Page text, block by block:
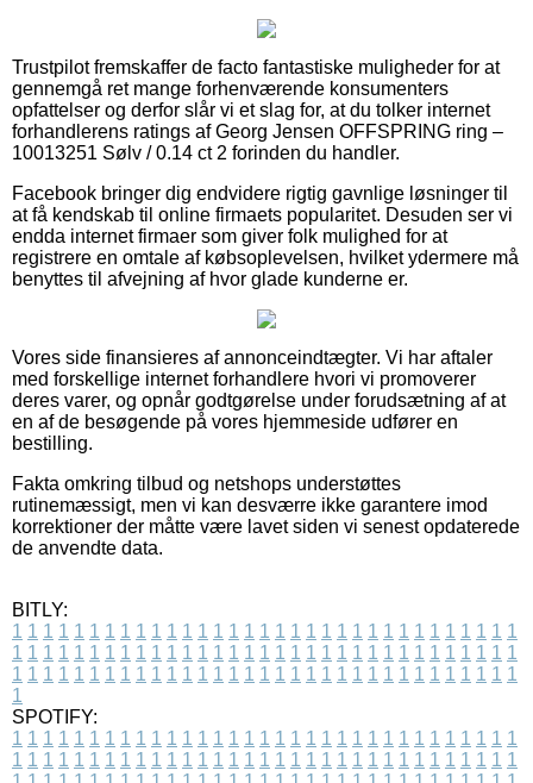
Trustpilot fremskaffer de facto fantastiske muligheder for at
gennemgå ret mange forhenværende konsumenters
opfattelser og derfor slår vi et slag for, at du tolker internet
forhandlerens ratings af Georg Jensen OFFSPRING ring –
10013251 Sølv / 0.14 ct 2 forinden du handler.
Facebook bringer dig endvidere rigtig gavnlige løsninger til
at få kendskab til online firmaets popularitet. Desuden ser vi
endda internet firmaer som giver folk mulighed for at
registrere en omtale af købsoplevelsen, hvilket ydermere må
benyttes til afvejning af hvor glade kunderne er.
Vores side finansieres af annonceindtægter. Vi har aftaler
med forskellige internet forhandlere hvori vi promoverer
deres varer, og opnår godtgørelse under forudsætning af at
en af de besøgende på vores hjemmeside udfører en
bestilling.
Fakta omkring tilbud og netshops understøttes
rutinemæssigt, men vi kan desværre ikke garantere imod
korrektioner der måtte være lavet siden vi senest opdaterede
de anvendte data.
BITLY:
1 1 1 1 1 1 1 1 1 1 1 1 1 1 1 1 1 1 1 1 1 1 1 1 1 1 1 1 1 1 1 1 1
1 1 1 1 1 1 1 1 1 1 1 1 1 1 1 1 1 1 1 1 1 1 1 1 1 1 1 1 1 1 1 1 1
1 1 1 1 1 1 1 1 1 1 1 1 1 1 1 1 1 1 1 1 1 1 1 1 1 1 1 1 1 1 1 1 1
1
SPOTIFY:
1 1 1 1 1 1 1 1 1 1 1 1 1 1 1 1 1 1 1 1 1 1 1 1 1 1 1 1 1 1 1 1 1
1 1 1 1 1 1 1 1 1 1 1 1 1 1 1 1 1 1 1 1 1 1 1 1 1 1 1 1 1 1 1 1 1